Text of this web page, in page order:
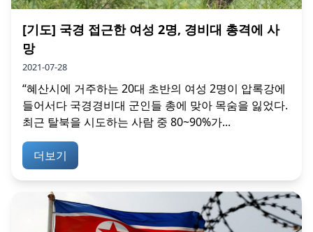
[기도] 국경 접근한 여성 2명, 경비대 총격에 사
망
2021-07-28
“혜산시에 거주하는 20대 초반의 여성 2명이 압록강에
들어서다 국경경비대 군인들 총에 맞아 목숨을 잃었다.
최근 탈북을 시도하는 사람 중 80~90%가...
더보기